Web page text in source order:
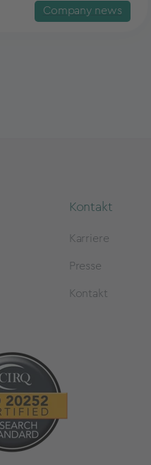
Company news
Kontakt
Karriere
Presse
Kontakt